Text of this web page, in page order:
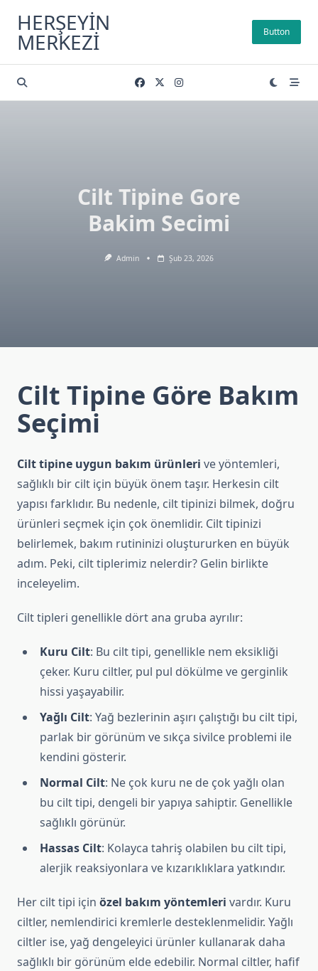
content
HERŞEYIN
MERKEZI Button
Cilt Tipine Gore
Bakim Secimi
Admin Şub 23, 2026
Cilt Tipine Göre Bakım
Seçimi
Cilt tipine uygun bakım ürünleri ve yöntemleri,
sağlıklı bir cilt için büyük önem taşır. Herkesin cilt
yapısı farklıdır. Bu nedenle, cilt tipinizi bilmek, doğru
ürünleri seçmek için çok önemlidir. Cilt tipinizi
belirlemek, bakım rutininizi oluştururken en büyük
adım. Peki, cilt tiplerimiz nelerdir? Gelin birlikte
inceleyelim.
Cilt tipleri genellikle dört ana gruba ayrılır:
Kuru Cilt: Bu cilt tipi, genellikle nem eksikliği
çeker. Kuru ciltler, pul pul dökülme ve gerginlik
hissi yaşayabilir.
Yağlı Cilt: Yağ bezlerinin aşırı çalıştığı bu cilt tipi,
parlak bir görünüm ve sıkça sivilce problemi ile
kendini gösterir.
Normal Cilt: Ne çok kuru ne de çok yağlı olan
bu cilt tipi, dengeli bir yapıya sahiptir. Genellikle
sağlıklı görünür.
Hassas Cilt: Kolayca tahriş olabilen bu cilt tipi,
alerjik reaksiyonlara ve kızarıklıklara yatkındır.
Her cilt tipi için özel bakım yöntemleri vardır. Kuru
ciltler, nemlendirici kremlerle desteklenmelidir. Yağlı
ciltler ise, yağ dengeleyici ürünler kullanarak daha
sağlıklı bir görünüm elde edebilir. Normal ciltler, hafif